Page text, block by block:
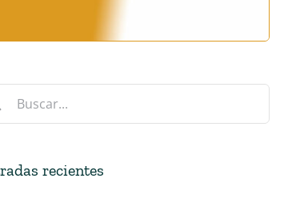
recientes